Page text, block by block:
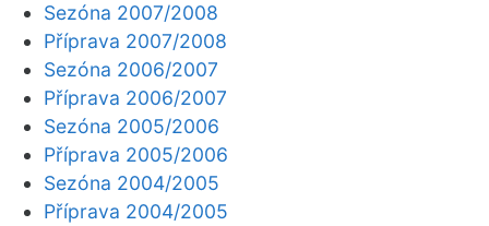
Sezóna 2007/2008
Příprava 2007/2008
Sezóna 2006/2007
Příprava 2006/2007
Sezóna 2005/2006
Příprava 2005/2006
Sezóna 2004/2005
Příprava 2004/2005